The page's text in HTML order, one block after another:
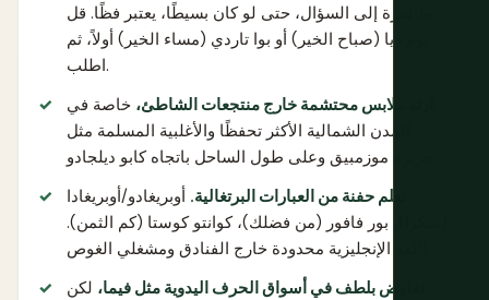
مباشرة إلى السؤال، حتى لو كان بسيطًا، يعتبر فظًا. قل
بوم ديا (صباح الخير) أو بوا تاردي (مساء الخير) أولاً، ثم
اطلب.
ارتدِ ملابس محتشمة خارج منتجعات الشاطئ، خاصة في
المدن الشمالية الأكثر تحفظًا والأغلبية المسلمة مثل
تعلم حفنة من العبارات البرتغالية. أوبريغادو/أوبريغادا
(شكرًا)، بور فافور (من فضلك)، كوانتو كوستا (كم الثمن).
تفاوض بلطف في أسواق الحرف اليدوية مثل فيما، لكن